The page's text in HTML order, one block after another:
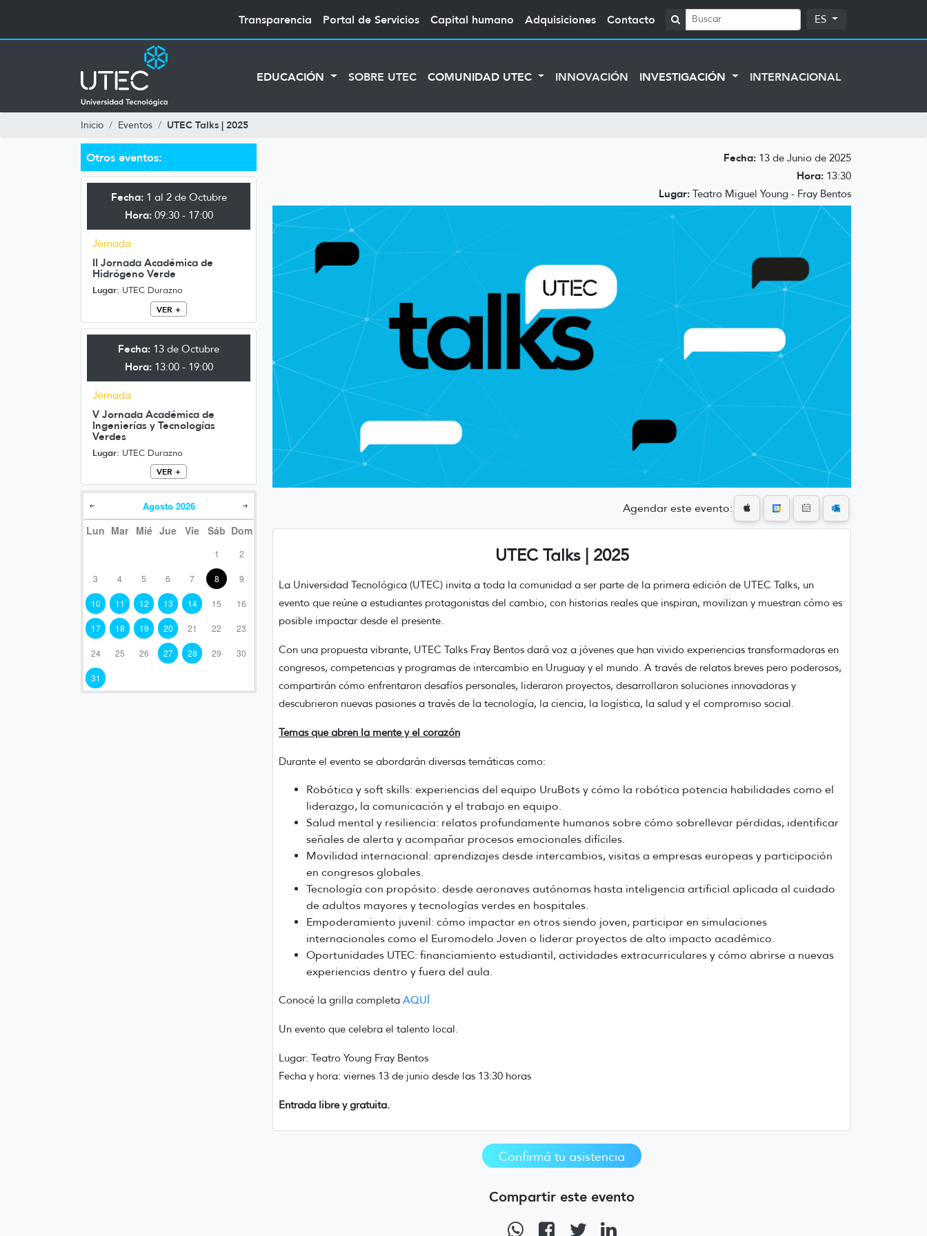
Transparencia Portal de Servicios Capital humano Adquisiciones Contacto ES
EDUCACIÓN SOBRE UTEC COMUNIDAD UTEC INNOVACIÓN INVESTIGACIÓN INTERNACIONAL
Inicio Eventos UTEC Talks | 2025
Otros eventos:
Fecha:1 al 2 de Octubre
Hora:09:30 - 17:00
Jornada
II Jornada Académica de
Hidrógeno Verde
Lugar: UTEC Durazno
VER +
Fecha: 13 de Octubre
Hora:13:00 - 19:00
Jornada
V Jornada Académica de
Ingenierías y Tecnologías
Verdes
Lugar: UTEC Durazno
VER +
Agosto 2026
Lun Mar Mié Jue Vie Sáb Dom
1 2
3 4 5 6 7 8 9
10 11 12 13 14 15 16
17 18 19 20 21 22 23
24 25 26 27 28 29 30
31
Fecha: 13 de Junio de 2025
Hora: 13:30
Lugar: Teatro Miguel Young - Fray Bentos
Agendar este evento:
UTEC Talks | 2025
La Universidad Tecnológica (UTEC) invita a toda la comunidad a ser parte de la primera edición de UTEC Talks, un
evento que reúne a estudiantes protagonistas del cambio, con historias reales que inspiran, movilizan y muestran cómo es
posible impactar desde el presente.
Con una propuesta vibrante, UTEC Talks Fray Bentos dará voz a jóvenes que han vivido experiencias transformadoras en
congresos, competencias y programas de intercambio en Uruguay y el mundo. A través de relatos breves pero poderosos,
compartirán cómo enfrentaron desafíos personales, lideraron proyectos, desarrollaron soluciones innovadoras y
descubrieron nuevas pasiones a través de la tecnología, la ciencia, la logística, la salud y el compromiso social.
Temas que abren la mente y el corazón
Durante el evento se abordarán diversas temáticas como:
Robótica y soft skills: experiencias del equipo UruBots y cómo la robótica potencia habilidades como el
liderazgo, la comunicación y el trabajo en equipo.
Salud mental y resiliencia: relatos profundamente humanos sobre cómo sobrellevar pérdidas, identificar
señales de alerta y acompañar procesos emocionales difíciles.
Movilidad internacional: aprendizajes desde intercambios, visitas a empresas europeas y participación
en congresos globales.
Tecnología con propósito: desde aeronaves autónomas hasta inteligencia artificial aplicada al cuidado
de adultos mayores y tecnologías verdes en hospitales.
Empoderamiento juvenil: cómo impactar en otros siendo joven, participar en simulaciones
internacionales como el Euromodelo Joven o liderar proyectos de alto impacto académico.
Oportunidades UTEC: financiamiento estudiantil, actividades extracurriculares y cómo abrirse a nuevas
experiencias dentro y fuera del aula.
Conocé la grilla completa AQUÍ
Un evento que celebra el talento local.
Lugar: Teatro Young Fray Bentos
Fecha y hora: viernes 13 de junio desde las 13:30 horas
Entrada libre y gratuita.
Confirmá tu asistencia
Compartir este evento